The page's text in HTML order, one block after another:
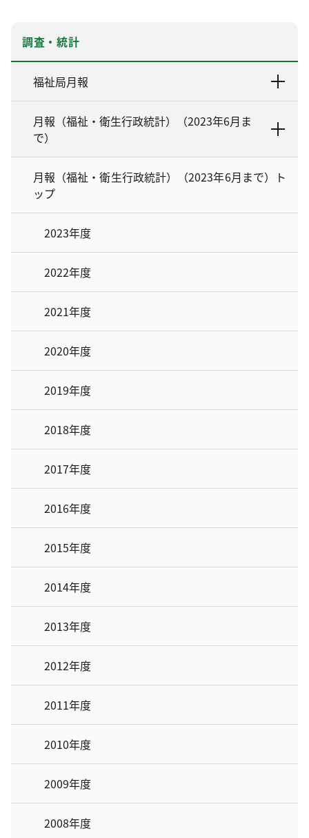
調査・統計
福祉局月報
月報（福祉・衛生行政統計）（2023年6月ま
で）
月報（福祉・衛生行政統計）（2023年6月まで）ト
ップ
2023年度
2022年度
2021年度
2020年度
2019年度
2018年度
2017年度
2016年度
2015年度
2014年度
2013年度
2012年度
2011年度
2010年度
2009年度
2008年度